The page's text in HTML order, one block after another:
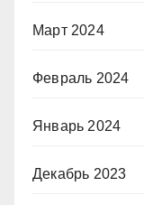
Март 2024
Февраль 2024
Январь 2024
Декабрь 2023